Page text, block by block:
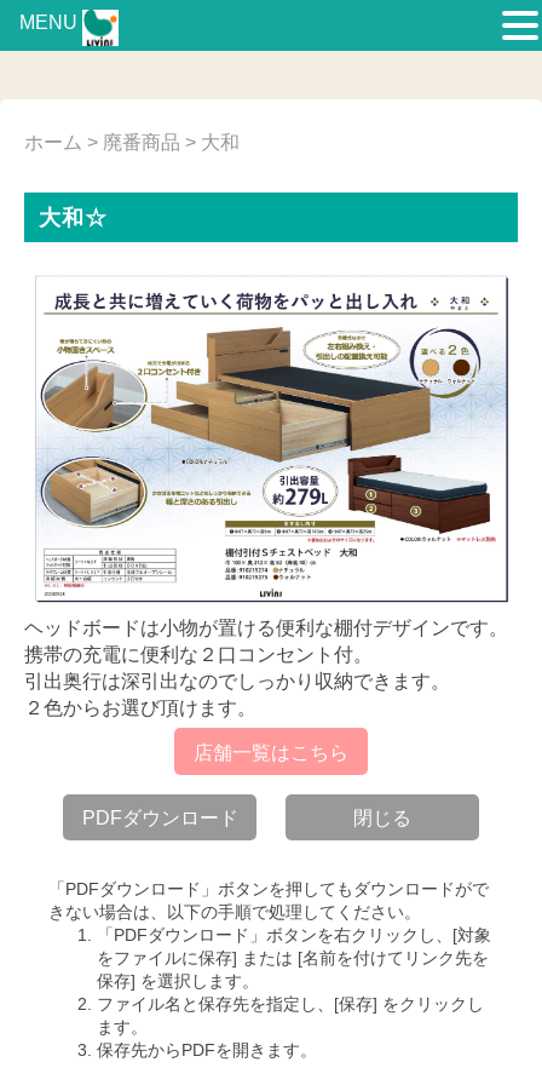
ホーム > 廃番商品 > 大和
大和☆
ヘッドボードは小物が置ける便利な棚付デザインです。
携帯の充電に便利な２口コンセント付。
引出奥行は深引出なのでしっかり収納できます。
２色からお選び頂けます。
店舗一覧はこちら
PDFダウンロード 閉じる
「PDFダウンロード」ボタンを押してもダウンロードがで
きない場合は、以下の手順で処理してください。
「PDFダウンロード」ボタンを右クリックし、[対象
をファイルに保存] または [名前を付けてリンク先を
保存] を選択します。
ファイル名と保存先を指定し、[保存] をクリックし
ます。
保存先からPDFを開きます。
MENU